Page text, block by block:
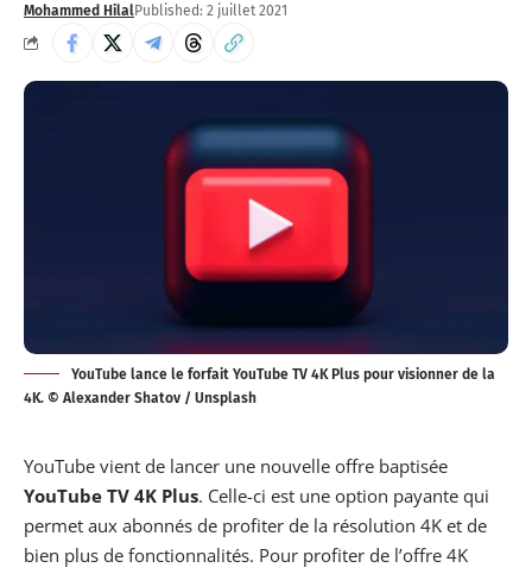
Mohammed HilalPublished: 2 juillet 2021
YouTube lance le forfait YouTube TV 4K Plus pour visionner de la
4K. © Alexander Shatov / Unsplash
YouTube vient de lancer une nouvelle offre baptisée
YouTube TV 4K Plus. Celle-ci est une option payante qui
permet aux abonnés de profiter de la résolution 4K et de
bien plus de fonctionnalités. Pour profiter de l’offre 4K